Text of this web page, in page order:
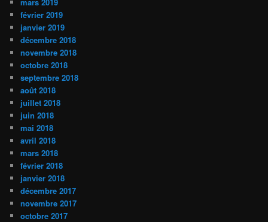
février 2019
janvier 2019
décembre 2018
novembre 2018
octobre 2018
septembre 2018
août 2018
juillet 2018
juin 2018
mai 2018
avril 2018
mars 2018
février 2018
janvier 2018
décembre 2017
novembre 2017
octobre 2017